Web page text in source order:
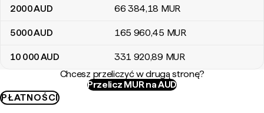
2000AUD 66 384,18 MUR
5000AUD 165 960,45 MUR
10 000AUD 331 920,89 MUR
Chcesz przeliczyć w drugą stronę?
Przelicz MUR na AUD
PŁATNOŚCI